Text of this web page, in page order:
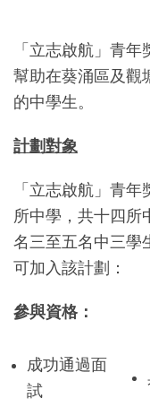
「立志啟航」青
幫助在葵涌區及觀
的中學生。
計劃對象
「立志啟航」青
所中學，共十四所
名三至五名中三學
可加入該計劃：
參與資格：
成功通過面
試